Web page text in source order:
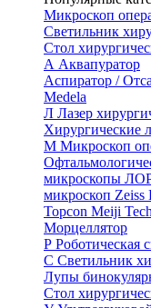
Микроскоп
Светильник
Стол
А Аквапуратор
Аспиратор /
Medela
Л Лазер
Хирургические
М Микроскоп
микроскопы
микроскоп Zeiss
Topcon Meiji
Морцеллятор
Р Роботическая
С Светильник
Лупы
Стол